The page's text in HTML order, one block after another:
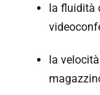
la fluidità
la